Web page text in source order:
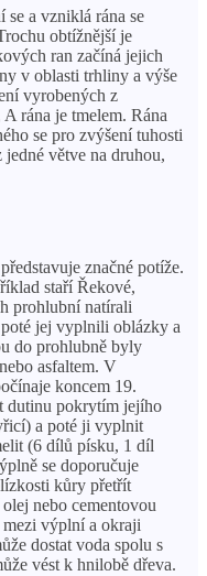
se a vzniklá rána se
obtížnější je
ran začíná jejich
v oblasti trhliny a výše
vyrobených z
rána je tmelem. Rána
se pro zvýšení tuhosti
větve na druhou,
značné potíže.
staří Řekové,
prohlubní natírali
jej vyplnili oblázky a
do prohlubně byly
asfaltem. V
koncem 19.
dutinu pokrytím jejího
a poté ji vyplnit
(6 dílů písku, 1 díl
se doporučuje
kůry přetřít
nebo cementovou
mezi výplní a okraji
dostat voda spolu s
vést k hnilobě dřeva.